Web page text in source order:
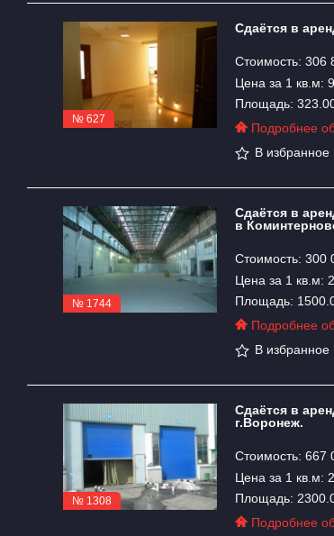
№ 627
Сдаётся в
Стоимость: 306
Цена за 1 кв.м:
Площадь:
Подробнее
В избранное
№ 1744
Сдаётся в
в
Стоимость: 300
Цена за 1 кв.м:
Площадь:
Подробнее
В избранное
№ 1308
Сдаётся в
г.Воронеж.
Стоимость: 667
Цена за 1 кв.м:
Площадь:
Подробнее